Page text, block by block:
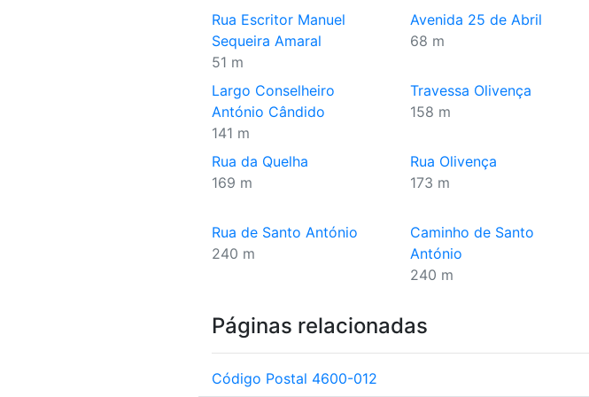
Rua Escritor Manuel
Sequeira Amaral
51 m
Avenida 25 de Abril
68 m
Largo Conselheiro
António Cândido
141 m
Travessa Olivença
158 m
Rua da Quelha
169 m
Rua Olivença
173 m
Rua de Santo António
240 m
Caminho de Santo
António
240 m
Páginas relacionadas
Código Postal 4600-012